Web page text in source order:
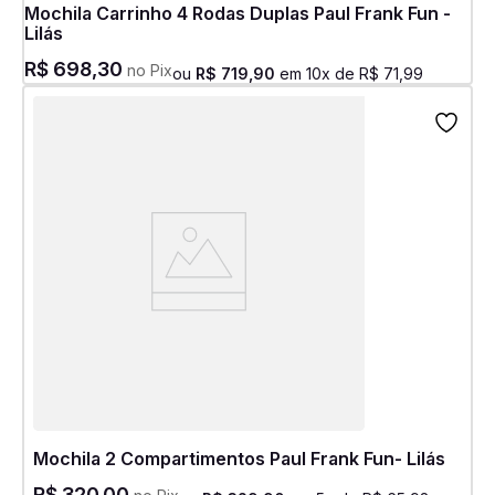
Mochila Carrinho 4 Rodas Duplas Paul Frank Fun -
Lilás
R$ 698,30 no Pixou R$ 719 90 em 10x de R$ 71 99
Mochila 2 Compartimentos Paul Frank Fun- Lilás